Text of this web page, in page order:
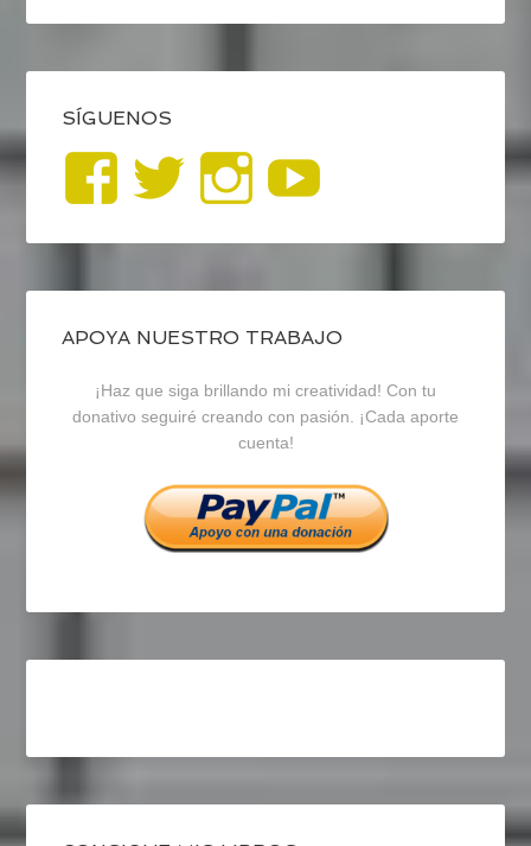
SÍGUENOS
Ver
perfil
de
blogrecursosep
en
Facebook
Ver
perfil
de
recursosep
en
Twitter
Ver
perfil
de
recursosep
en
Instagram
APOYA NUESTRO TRABAJO
¡Haz que siga brillando mi creatividad! Con tu
donativo seguiré creando con pasión. ¡Cada aporte
cuenta!